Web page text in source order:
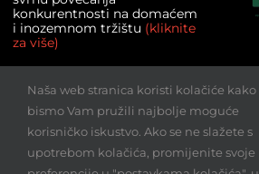
konkurentnosti na domaćem
i inozemnom tržištu (kliknite
za više)
Povećanje izvoza kvalitetnih
proizvoda poduzeća I.T.-Graf
d.o.o.(kliknite za više)
Preuzmite
Naša web stranica koristi kolačiće kako
bismo Vam pružili najbolje moguće
korisničko iskustvo. Ako se ne slažete s
upotrebom kolačića, promijenite svoje